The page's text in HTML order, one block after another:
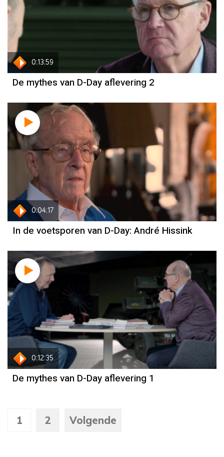
0:13:59
De mythes van D-Day aflevering 2
0:04:17
In de voetsporen van D-Day: André Hissink
0:12:35
De mythes van D-Day aflevering 1
1 2 Volgende